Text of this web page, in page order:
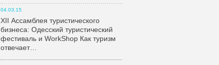
04.03.15
XII Ассамблея туристического
бизнеса: Одесский туристический
фестиваль и WorkShop Как туризм
отвечает…